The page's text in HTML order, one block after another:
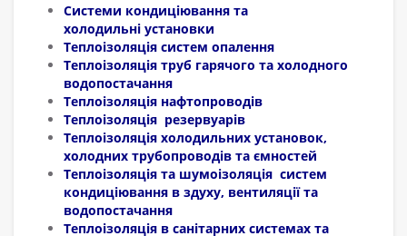
Системи кондиціювання та
холодильні установки
Теплоізоляція систем опалення
Теплоізоляція труб гарячого та холодного
водопостачання
Теплоізоляція нафтопроводів
Теплоізоляція резервуарів
Теплоізоляція холодильних установок,
холодних трубопроводів та ємностей
Теплоізоляція та шумоізоляція систем
кондиціювання в здуху, вентиляції та
водопостачання
Теплоізоляція в санітарних системах та